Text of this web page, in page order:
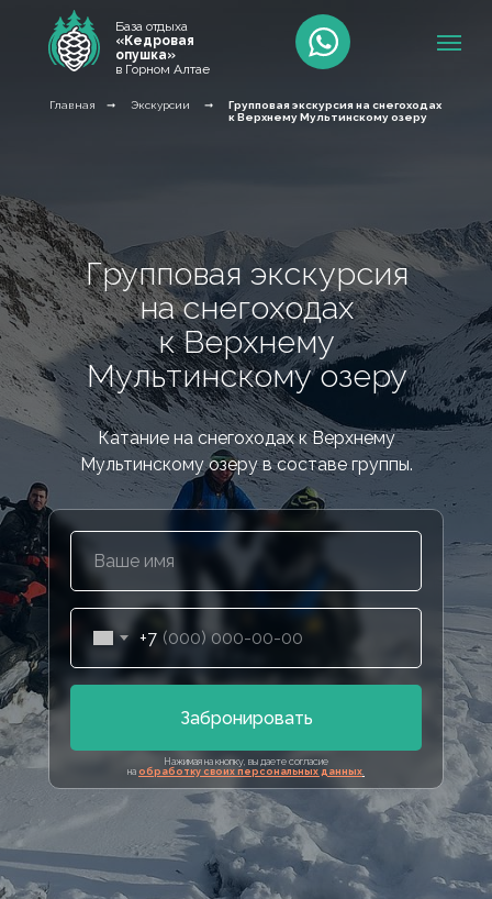
База отдыха
«Кедровая
опушка»
в Горном Алтае
Главная Экскурсии
➞
Групповая экскурсия на снегоходах
к Верхнему Мультинскому озеру
➞
Катание на снегоходах к Верхнему
Мультинскому озеру в составе группы.
Групповая экскурсия
на снегоходах
к Верхнему
Мультинскому озеру
Нажимая на кнопку, вы даете согласие
на обработку своих персональных данных.
+7
Забронировать